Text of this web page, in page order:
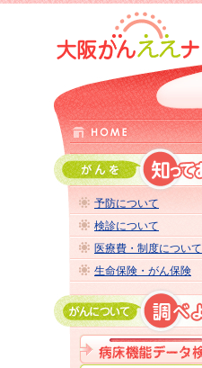
予防について
検診について
医療費・制度について
生命保険・がん保険